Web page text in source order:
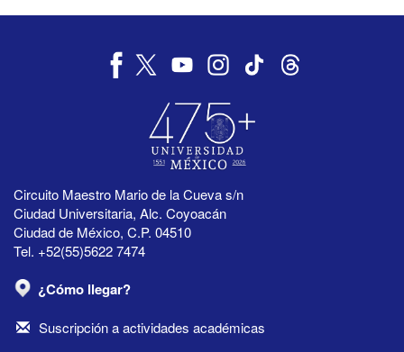
Circuito Maestro Mario de la Cueva s/n
Ciudad Universitaria, Alc. Coyoacán
Ciudad de México, C.P. 04510
Tel. +52(55)5622 7474
¿Cómo llegar?
Suscripción a actividades académicas